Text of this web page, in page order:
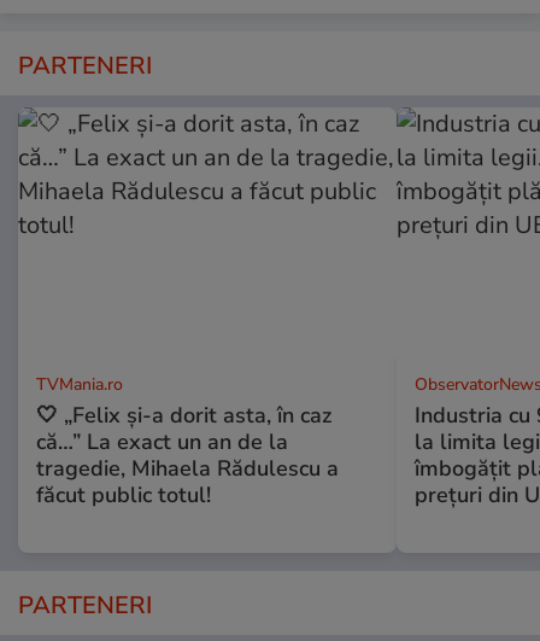
PARTENERI
TVMania.ro
🤍 „Felix și-a dorit asta, în caz
că…” La exact un an de la
tragedie, Mihaela Rădulescu a
făcut public totul!
Industria
la limita
îmbogăţit
preţuri din
PARTENERI